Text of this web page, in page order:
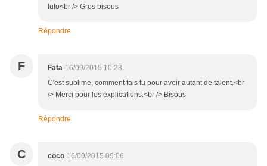
tuto<br /> Gros bisous
Répondre
F Fafa 16/09/2015 10:23
C'est sublime, comment fais tu pour avoir autant de talent.<br
/> Merci pour les explications.<br /> Bisous
Répondre
C coco 16/09/2015 09:06